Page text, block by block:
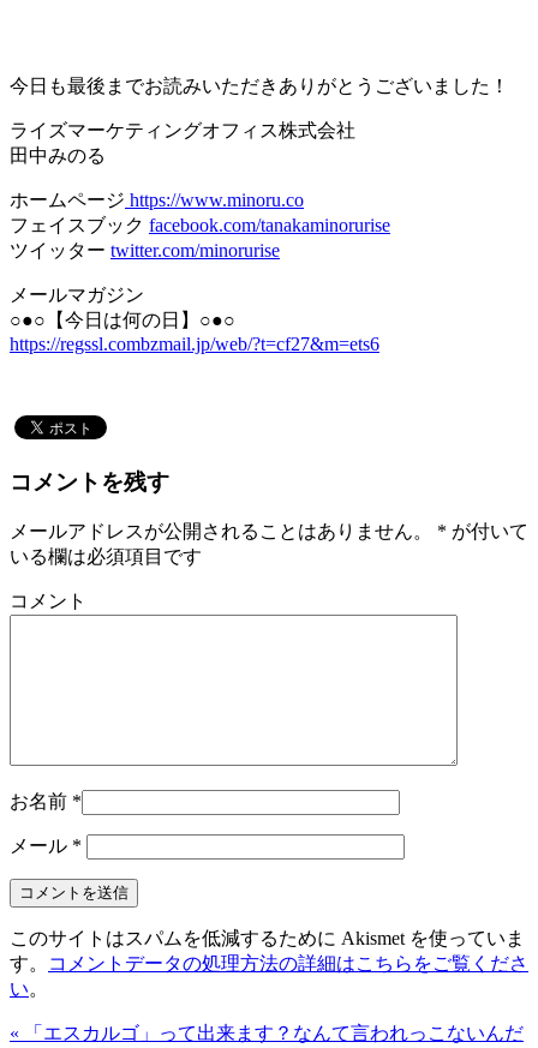
今日も最後までお読みいただきありがとうございました！
ライズマーケティングオフィス株式会社
田中みのる
ホームページ https://www.minoru.co
フェイスブック facebook.com/tanakaminorurise
ツイッター twitter.com/minorurise
メールマガジン
○●○【今日は何の日】○●○
https://regssl.combzmail.jp/web/?t=cf27&m=ets6
コメントを残す
メールアドレスが公開されることはありません。 * が付いて
いる欄は必須項目です
コメント
お名前 *
メール *
このサイトはスパムを低減するために Akismet を使っていま
す。
コメントデータの処理方法の詳細はこちらをご覧くださ
い。
« 「エスカルゴ」って出来ます？なんて言われっこないんだ